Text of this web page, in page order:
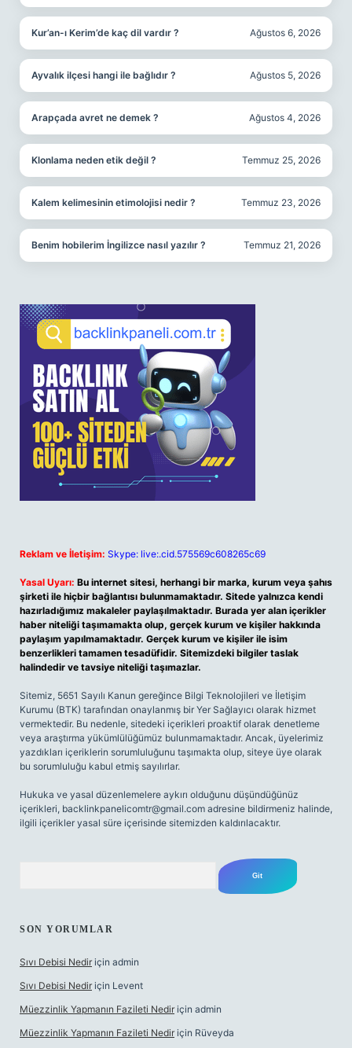
Kur’an-ı Kerim’de kaç dil vardır ? Ağustos 6, 2026
Ayvalık ilçesi hangi ile bağlıdır ? Ağustos 5, 2026
Arapçada avret ne demek ? Ağustos 4, 2026
Klonlama neden etik değil ? Temmuz 25, 2026
Kalem kelimesinin etimolojisi nedir ? Temmuz 23, 2026
Benim hobilerim İngilizce nasıl yazılır ? Temmuz 21, 2026
Reklam ve İletişim: Skype: live:.cid.575569c608265c69
Yasal Uyarı: Bu internet sitesi, herhangi bir marka, kurum veya şahıs
şirketi ile hiçbir bağlantısı bulunmamaktadır. Sitede yalnızca kendi
hazırladığımız makaleler paylaşılmaktadır. Burada yer alan içerikler
haber niteliği taşımamakta olup, gerçek kurum ve kişiler hakkında
paylaşım yapılmamaktadır. Gerçek kurum ve kişiler ile isim
benzerlikleri tamamen tesadüfidir. Sitemizdeki bilgiler taslak
halindedir ve tavsiye niteliği taşımazlar.
Sitemiz, 5651 Sayılı Kanun gereğince Bilgi Teknolojileri ve İletişim
Kurumu (BTK) tarafından onaylanmış bir Yer Sağlayıcı olarak hizmet
vermektedir. Bu nedenle, sitedeki içerikleri proaktif olarak denetleme
veya araştırma yükümlülüğümüz bulunmamaktadır. Ancak, üyelerimiz
yazdıkları içeriklerin sorumluluğunu taşımakta olup, siteye üye olarak
bu sorumluluğu kabul etmiş sayılırlar.
Hukuka ve yasal düzenlemelere aykırı olduğunu düşündüğünüz
içerikleri, backlinkpanelicomtr@gmail.com adresine bildirmeniz halinde,
ilgili içerikler yasal süre içerisinde sitemizden kaldırılacaktır.
SON YORUMLAR
Sıvı Debisi Nedir için admin
Sıvı Debisi Nedir için Levent
Müezzinlik Yapmanın Fazileti Nedir için admin
Müezzinlik Yapmanın Fazileti Nedir için Rüveyda